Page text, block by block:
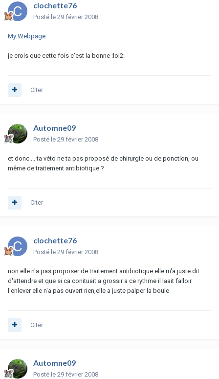
clochette76
Posté le 29 février 2008
My Webpage
je crois que cette fois c'est la bonne :lol2:
Citer
Automne09
Posté le 29 février 2008
et donc ... ta véto ne ta pas proposé de chirurgie ou de ponction, ou
même de traitement antibiotique ?
Citer
clochette76
Posté le 29 février 2008
non elle n'a pas proposer de traitement antibiotique elle m'a juste dit
d'attendre et que si ca conituait a grossir a ce rythme il laait falloir
l'enlever elle n'a pas ouvert rien,elle a juste palper la boule
Citer
Automne09
Posté le 29 février 2008